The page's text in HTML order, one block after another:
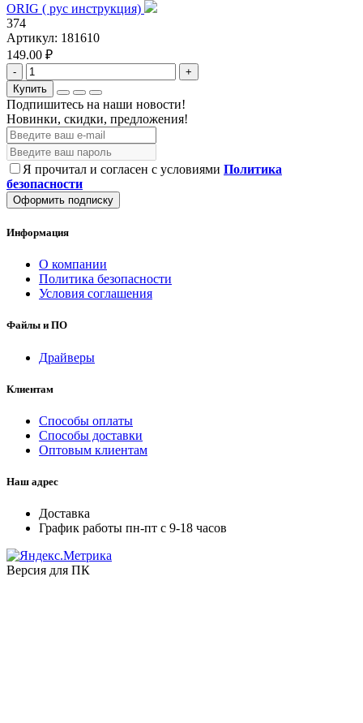
ORIG ( рус инструкция)
374
Артикул: 181610
149.00 ₽
-
+
Купить
Подпишитесь на наши новости!
Новинки, скидки, предложения!
Я прочитал и согласен с условиями Политика
безопасности
Оформить подписку
Информация
О компании
Политика безопасности
Условия соглашения
Файлы и ПО
Драйверы
Клиентам
Способы оплаты
Способы доставки
Оптовым клиентам
Наш адрес
Доставка
График работы пн-пт с 9-18 часов
Версия для ПК